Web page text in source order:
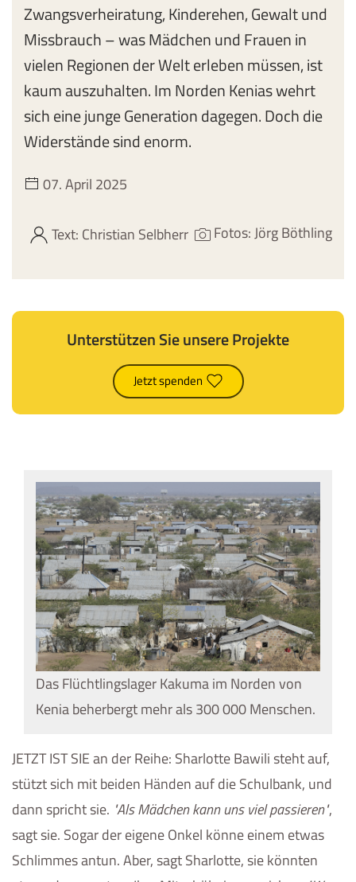
Zwangsverheiratung, Kinderehen, Gewalt und
Missbrauch – was Mädchen und Frauen in
vielen Regionen der Welt erleben müssen, ist
kaum auszuhalten. Im Norden Kenias wehrt
sich eine junge Generation dagegen. Doch die
Widerstände sind enorm.
07. April 2025
Text: Christian Selbherr Fotos: Jörg Böthling
Unterstützen Sie unsere Projekte
Jetzt spenden
Das Flüchtlingslager Kakuma im Norden von
Kenia beherbergt mehr als 300 000 Menschen.
JETZT IST SIE an der Reihe: Sharlotte Bawili steht auf,
stützt sich mit beiden Händen auf die Schulbank, und
dann spricht sie. Als Mädchen kann uns viel passieren ,
sagt sie. Sogar der eigene Onkel könne einem etwas
Schlimmes antun. Aber, sagt Sharlotte, sie könnten